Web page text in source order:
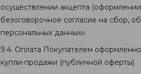
осуществлении акцепта
безоговорочное согласие на сбор,
персональных данных».
9.4. Оплата Покупателем
купли-продажи (публичной оферты)